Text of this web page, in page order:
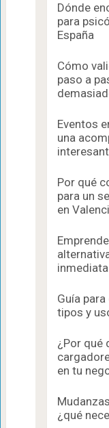
Dónde
para
España
Cómo
paso a
Eventos
una
Por qué
para un
en
Guía
tipos y
¿Por qué
en tu
¿qué